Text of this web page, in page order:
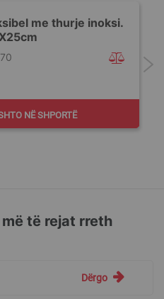
me thurje inoksi.
NË SHPORTË
të rejat rreth
Dërgo